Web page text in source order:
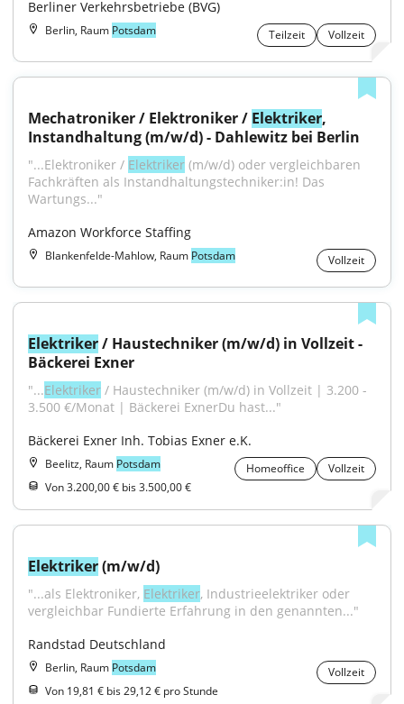
Berliner Verkehrsbetriebe (BVG)
Berlin, Raum Potsdam Teilzeit Vollzeit
Mechatroniker / Elektroniker / Elektriker,
Instandhaltung (m/w/d) - Dahlewitz bei Berlin
"...Elektroniker / Elektriker (m/w/d) oder vergleichbaren
Fachkräften als Instandhaltungstechniker:in! Das
Wartungs..."
Amazon Workforce Staffing
Blankenfelde-Mahlow, Raum Potsdam Vollzeit
Elektriker / Haustechniker (m/w/d) in Vollzeit -
Bäckerei Exner
"...Elektriker / Haustechniker (m/w/d) in Vollzeit | 3.200 -
3.500 €/Monat | Bäckerei ExnerDu hast..."
Bäckerei Exner Inh. Tobias Exner e.K.
Beelitz, Raum Potsdam Homeoffice
Vollzeit
Von 3.200,00 € bis 3.500,00 €
Elektriker (m/w/d)
"...als Elektroniker, Elektriker, Industrieelektriker oder
vergleichbar Fundierte Erfahrung in den genannten..."
Randstad Deutschland
Berlin, Raum Potsdam
Vollzeit
Von 19,81 € bis 29,12 € pro Stunde